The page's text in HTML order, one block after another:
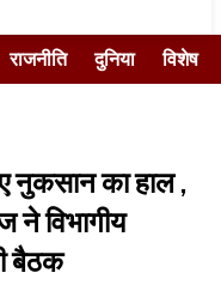
राजनीति दुनिया विशेष
नुकसान का हाल ,
ने विभागीय
बैठक